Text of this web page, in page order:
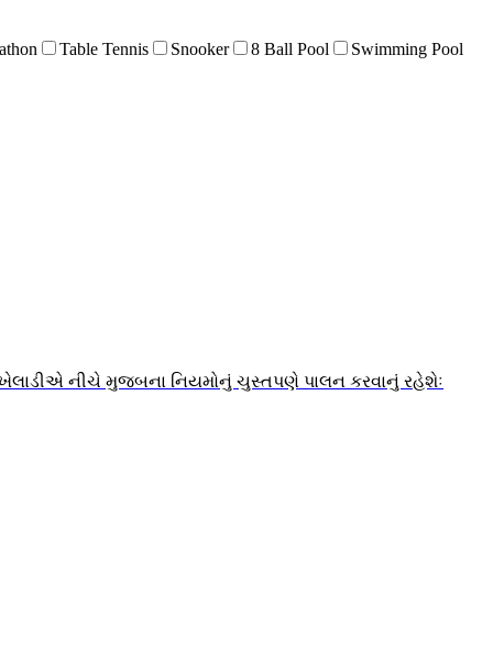
Table Tennis Snooker 8 Ball Pool
Swimming Pool
નીચે મુજબના નિયમોનું ચુસ્તપણે પાલન કરવાનું રહેશેઃ